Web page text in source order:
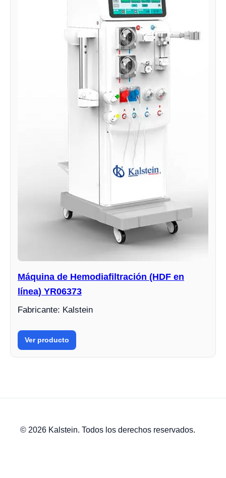
Máquina de Hemodiafiltración (HDF en
línea) YR06373
Fabricante: Kalstein
Ver producto
© 2026 Kalstein. Todos los derechos reservados.